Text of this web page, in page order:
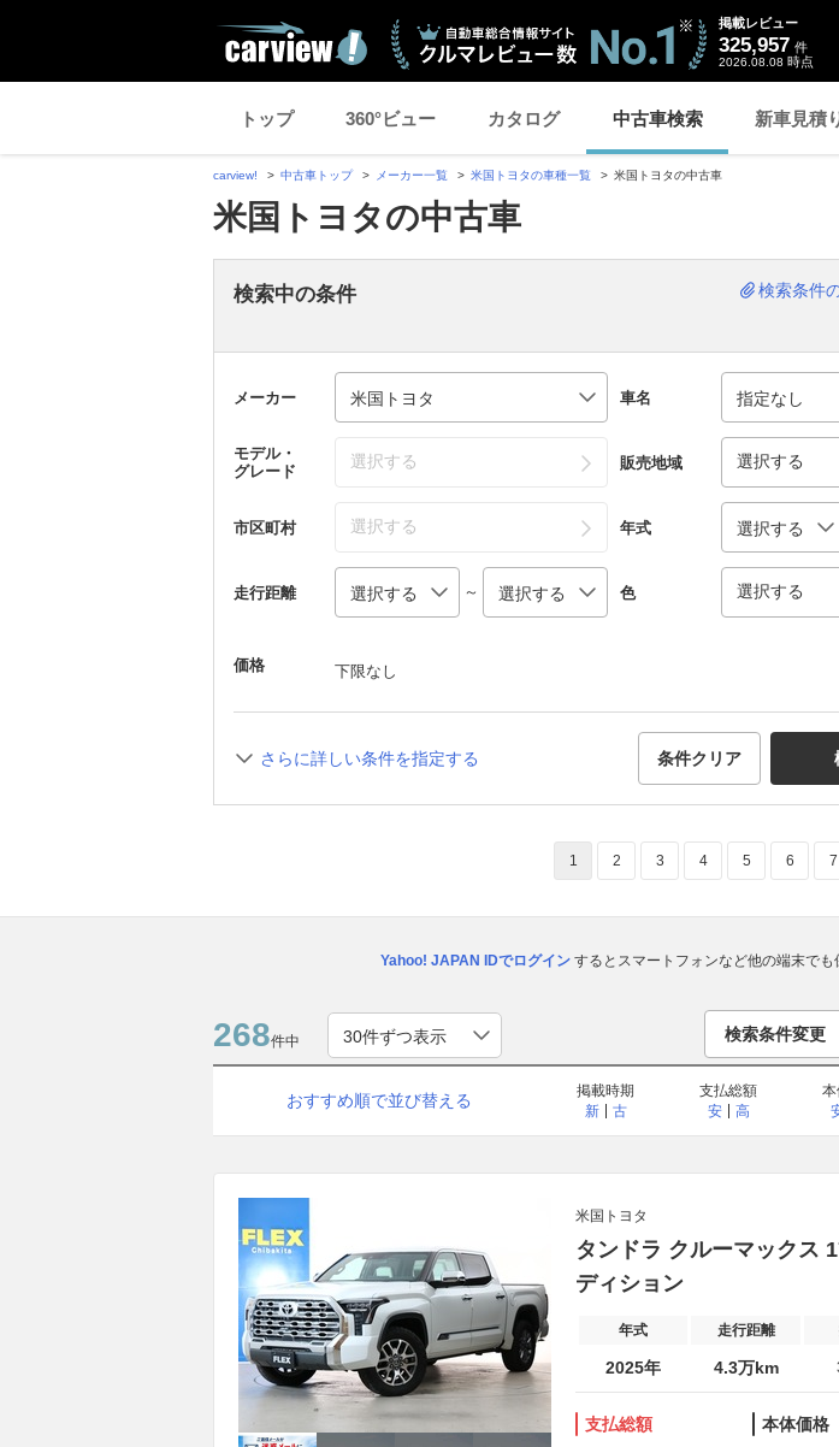
掲載レビュー
325,957 件
2026.08.08 時点
トップ 360°ビュー カタログ 中古車検索 新車見積
carview! 中古車トップ メーカー一覧 米国トヨタの車種一覧 米国トヨタの中古車
米国トヨタの中古車
検索中の条件
検索条件
メーカー 車名
モデル・
グレード
選択する 販売地域 選択する
市区町村 選択する 年式
走行距離 ～ 色 選択する
価格 下限なし
さらに詳しい条件を指定する 条件クリア
1 2 3 4 5 6 7
Yahoo! JAPAN IDでログインするとスマートフォンなど他の端末でも
268件中 検索条件変更
おすすめ順で並び替える
掲載時期
新
古
支払総額
安
高
米国トヨタ
タンドラ クルーマックス
ディション
年式 走行距離
2025年 4.3万km
支払総額 本体価格